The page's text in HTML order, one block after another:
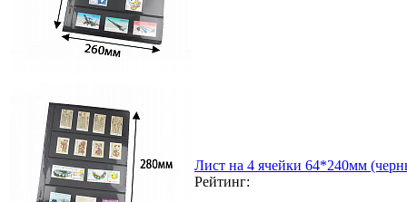
Лист на 4 ячейки 64*240мм
Рейтинг: